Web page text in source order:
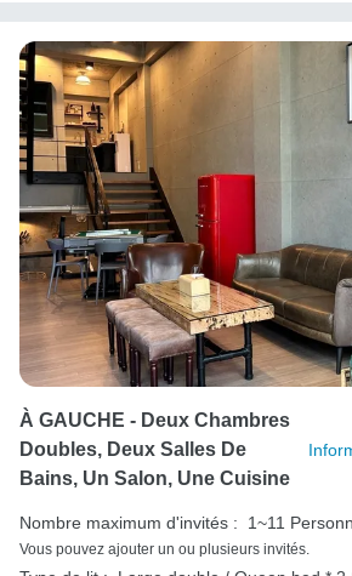
À GAUCHE - Deux Chambres
Doubles, Deux Salles De
Bains, Un Salon, Une Cuisine
Nombre maximum d'invités : 1~11
Vous pouvez ajouter un ou plusieurs invités.